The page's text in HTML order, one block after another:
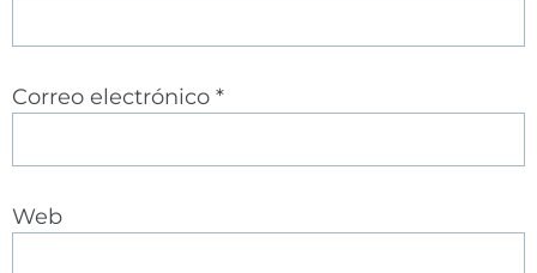
Correo electrónico *
Web